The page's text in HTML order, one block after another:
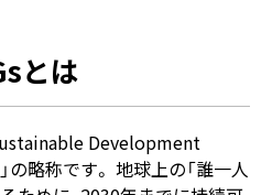
とは
Development
の略称です。 地球上の「誰一人